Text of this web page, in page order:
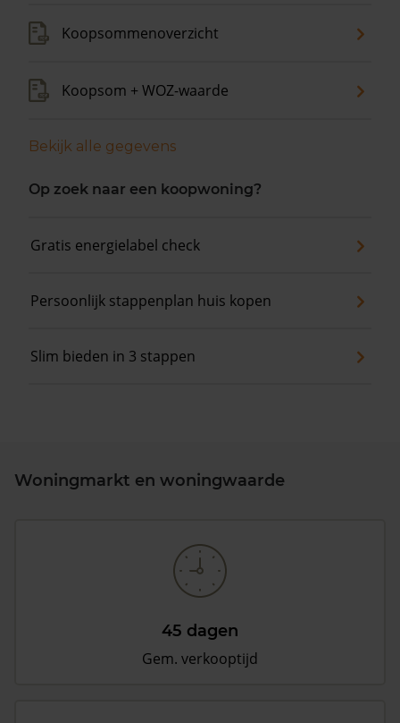
Koopsommenoverzicht
Koopsom + WOZ-waarde
Bekijk alle gegevens
Op zoek naar een koopwoning?
Gratis energielabel check
Persoonlijk stappenplan huis kopen
Slim bieden in 3 stappen
Woningmarkt en woningwaarde
45 dagen
Gem. verkooptijd